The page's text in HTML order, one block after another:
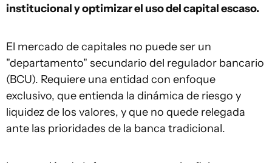
institucional y optimizar el uso del capital escaso.
El mercado de capitales no puede ser un
"departamento" secundario del regulador bancario
(BCU). Requiere una entidad con enfoque
exclusivo, que entienda la dinámica de riesgo y
liquidez de los valores, y que no quede relegada
ante las prioridades de la banca tradicional.